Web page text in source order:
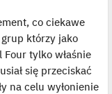
co ciekawe
którzy jako
tylko właśnie
się przeciskać
na celu wyłonienie